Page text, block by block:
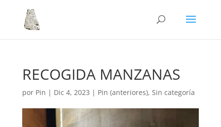
RECOGIDA MANZANAS
por Pin | Dic 4, 2023 | Pin (anteriores), Sin categoría